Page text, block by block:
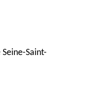
Saint-